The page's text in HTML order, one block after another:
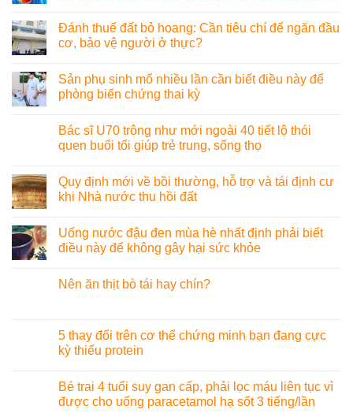
Đánh thuế đất bỏ hoang: Cần tiêu chí để ngăn đầu
cơ, bảo vệ người ở thực?
Sản phụ sinh mổ nhiều lần cần biết điều này để
phòng biến chứng thai kỳ
Bác sĩ U70 trông như mới ngoài 40 tiết lộ thói
quen buổi tối giúp trẻ trung, sống thọ
Quy định mới về bồi thường, hỗ trợ và tái định cư
khi Nhà nước thu hồi đất
Uống nước đậu đen mùa hè nhất định phải biết
điều này để không gây hại sức khỏe
Nên ăn thịt bò tái hay chín?
5 thay đổi trên cơ thể chứng minh bạn đang cực
kỳ thiếu protein
Bé trai 4 tuổi suy gan cấp, phải lọc máu liên tục vì
được cho uống paracetamol hạ sốt 3 tiếng/lần